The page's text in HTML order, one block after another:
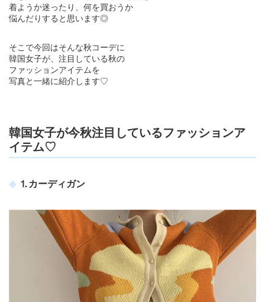
着ようか迷ったり、何を買おうか
悩んだりすると思います◎
そこで今回はそんな秋コーデに
韓国女子が、注目している秋の
ファッションアイテムを
写真と一緒に紹介します♡
韓国女子が今秋注目しているファッションア
イテム♡
⒈カーディガン